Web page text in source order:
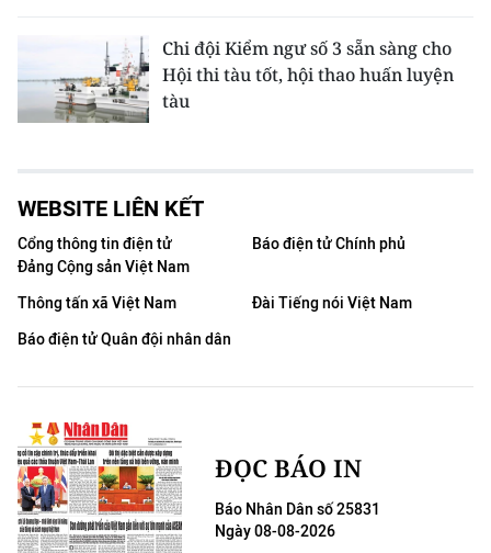
Chi đội Kiểm ngư số 3 sẵn sàng cho
Hội thi tàu tốt, hội thao huấn luyện
tàu
WEBSITE LIÊN KẾT
Cổng thông tin điện tử
Đảng Cộng sản Việt Nam
Báo điện tử Chính phủ
Thông tấn xã Việt Nam
Đài Tiếng nói Việt Nam
Báo điện tử Quân đội nhân dân
ĐỌC BÁO IN
Báo Nhân Dân số 25831
Ngày 08-08-2026